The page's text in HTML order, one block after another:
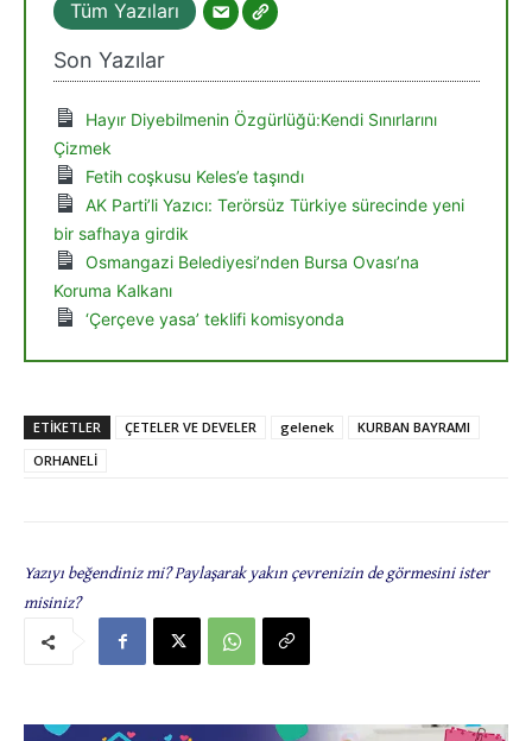
Tüm Yazıları
Son Yazılar
Hayır Diyebilmenin Özgürlüğü:Kendi Sınırlarını
Çizmek
Fetih coşkusu Keles’e taşındı
AK Parti’li Yazıcı: Terörsüz Türkiye sürecinde yeni
bir safhaya girdik
Osmangazi Belediyesi’nden Bursa Ovası’na
Koruma Kalkanı
‘Çerçeve yasa’ teklifi komisyonda
ETIKETLER ÇETELER VE DEVELER gelenek
KURBAN BAYRAMI
ORHANELİ
Yazıyı beğendiniz mi? Paylaşarak yakın çevrenizin de görmesini ister
misiniz?